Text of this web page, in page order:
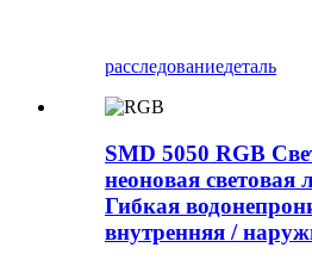
расследованиедеталь
SMD 5050 RGB
неоновая световая
Гибкая
внутренняя /